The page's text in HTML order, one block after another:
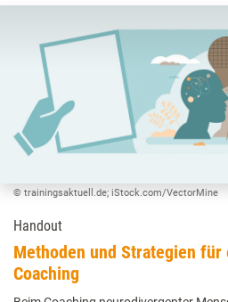
© trainingsaktuell.de; iStock.com/VectorMine
Handout
Methoden und Strategien
Coaching